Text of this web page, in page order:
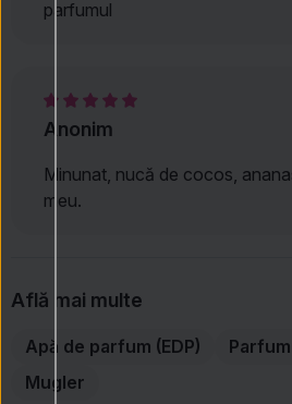
parfumul
Anonim
Minunat, nucă de cocos,
meu.
Află mai multe
Apă de parfum (EDP)
Mugler